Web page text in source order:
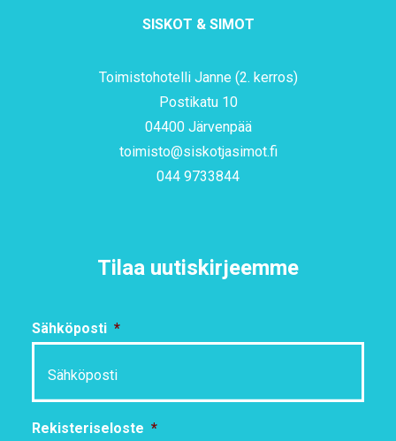
SISKOT & SIMOT
Toimistohotelli Janne (2. kerros)
Postikatu 10
04400 Järvenpää
toimisto@siskotjasimot.fi
044 9733844
Tilaa uutiskirjeemme
Sähköposti *
Rekisteriseloste *